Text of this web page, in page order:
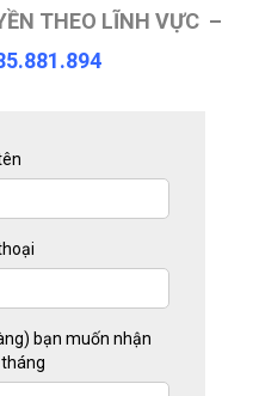
THEO LĨNH VỰC –
bạn muốn nhận